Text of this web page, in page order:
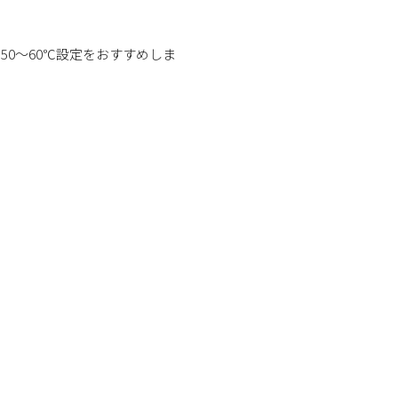
～60℃設定をおすすめしま